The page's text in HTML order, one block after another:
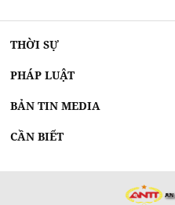
THỜI SỰ
PHÁP LUẬT
BẢN TIN MEDIA
CẦN BIẾT